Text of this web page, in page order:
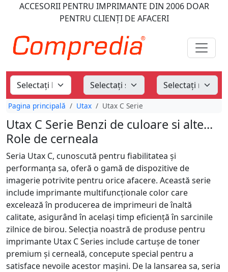
ACCESORII PENTRU IMPRIMANTE DIN 2006DOAR
PENTRU CLIENȚI DE AFACERI
Pagina principală Utax Utax C Serie
Utax C Serie Benzi de culoare si alte...
Role de cerneala
Seria Utax C, cunoscută pentru fiabilitatea și
performanța sa, oferă o gamă de dispozitive de
imagerie potrivite pentru orice afacere. Această serie
include imprimante multifuncționale color care
excelează în producerea de imprimeuri de înaltă
calitate, asigurând în același timp eficiență în sarcinile
zilnice de birou. Selecția noastră de produse pentru
imprimante Utax C Series include cartușe de toner
premium și cerneală, concepute special pentru a
satisface nevoile acestor mașini. De la lansarea sa, seria